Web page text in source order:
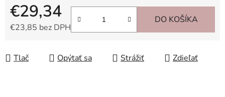
€29,34
€23,85 bez DPH
DO KOŠÍKA
Tlač Opýtať sa Strážiť Zdieľať